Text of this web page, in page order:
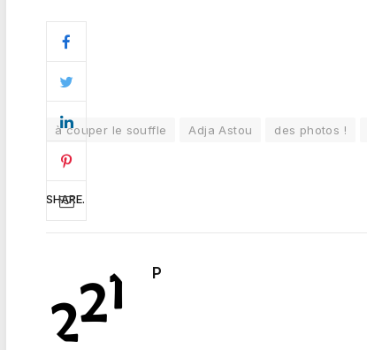
à couper le souffle Adja Astou des photos !
SHARE.
P